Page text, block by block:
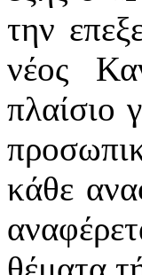
την
νέος
πλαίσιο
κάθε